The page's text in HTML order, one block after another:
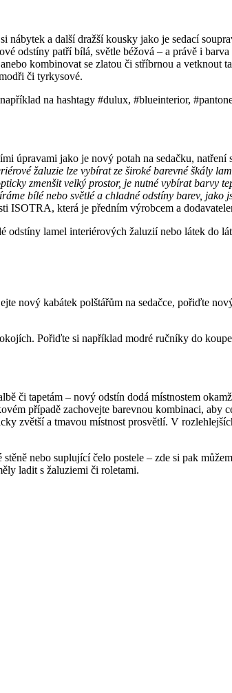
a další dražší kousky jako je sedací
patří bílá, světle béžová – a právě i
kombinovat se zlatou či stříbrnou a vetknout
či tyrkysové.
na hashtagy #dulux, #blueinterior,
úpravami jako je nový potah na sedačku,
žaluzie lze vybírat ze široké barevné škály
zmenšit velký prostor, je nutné vybírat barvy
bílé nebo světlé a chladné odstíny barev, jako
ISOTRA, která je předním výrobcem a
lamel interiérových žaluzií nebo látek do
nový kabátek polštářům na sedačce, pořiďte
Pořiďte si například modré ručníky do
či tapetám – nový odstín dodá místnostem
případě zachovejte barevnou kombinaci,
zvětší a tmavou místnost prosvětlí. V
nebo suplující čelo postele – zde si pak
ladit s žaluziemi či roletami.